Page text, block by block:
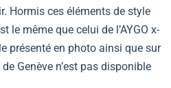
Hormis ces éléments de style
le même que celui de l’AYGO x-
présenté en photo ainsi que sur
Genève n’est pas disponible